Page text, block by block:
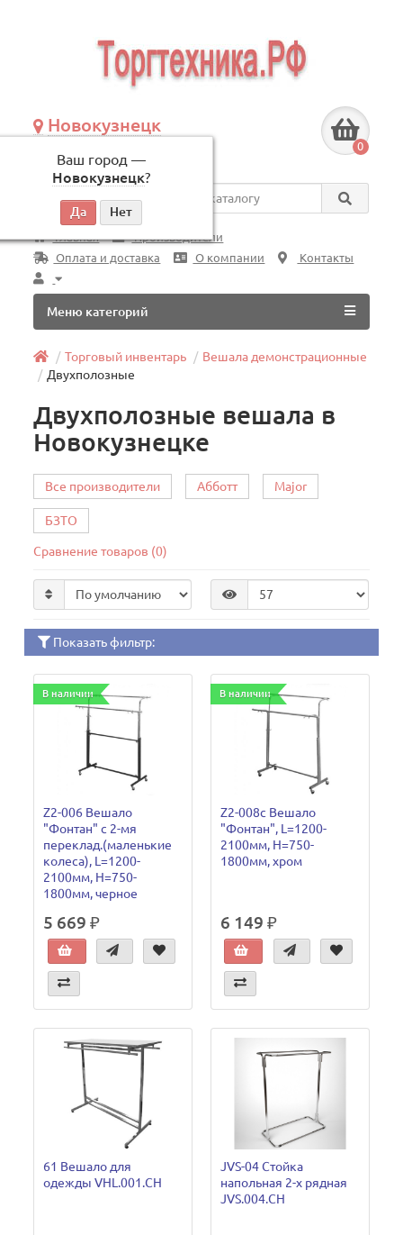
Новокузнецк
Ваш город —
Новокузнецк?
по будням, с 09:00 до 18:00
0
Везде
Главная
Производители
Оплата и доставка
О компании Контакты
Меню категорий
Торговый инвентарь
Вешала демонстрационные
Двухполозные
Двухполозные вешала в
Новокузнецке
Все производители Абботт Major
БЗТО
Сравнение товаров (0)
Показать фильтр:
В наличии
Z2-006 Вешало
"Фонтан" с 2-мя
переклад.(маленькие
колеса), L=1200-
2100мм, H=750-
1800мм, черное
5 669 ₽
В наличии
Z2-008с Вешало
"Фонтан", L=1200-
2100мм, H=750-
1800мм, хром
6 149 ₽
61 Вешало для
одежды VHL.001.CH
JVS-04 Стойка
напольная 2-х рядная
JVS.004.CH